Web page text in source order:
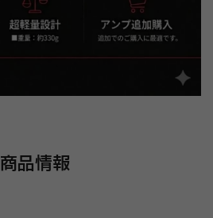
商品情報